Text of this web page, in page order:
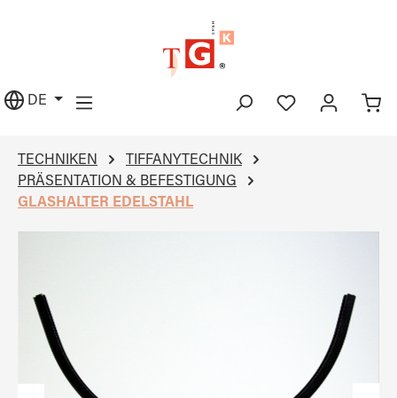
DE
TECHNIKEN
TIFFANYTECHNIK
PRÄSENTATION & BEFESTIGUNG
GLASHALTER EDELSTAHL